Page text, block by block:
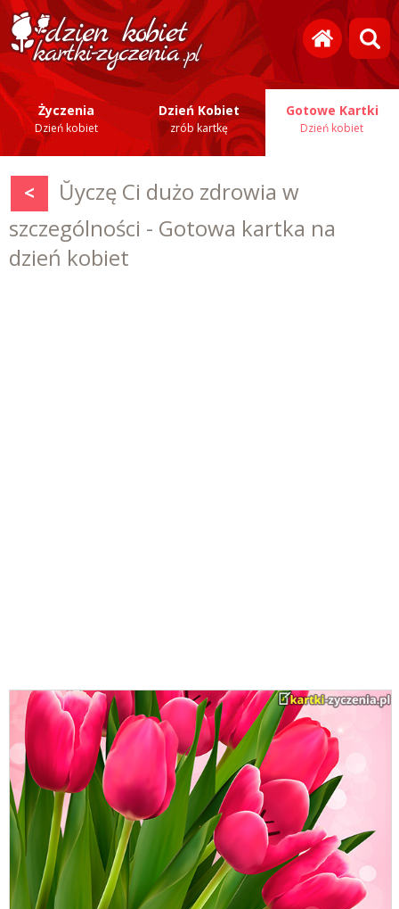
Życzenia
Dzień kobiet
Dzień Kobiet
zrób kartkę
Gotowe Kartki
Dzień kobiet
<
Ŭyczę Ci dużo zdrowia w
szczególności - Gotowa kartka na
dzień kobiet